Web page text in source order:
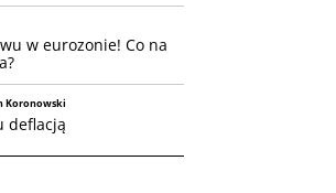
w eurozonie! Co na
Koronowski
deflacją